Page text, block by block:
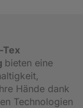
Tex
bieten eine
Hände dank
Technologien